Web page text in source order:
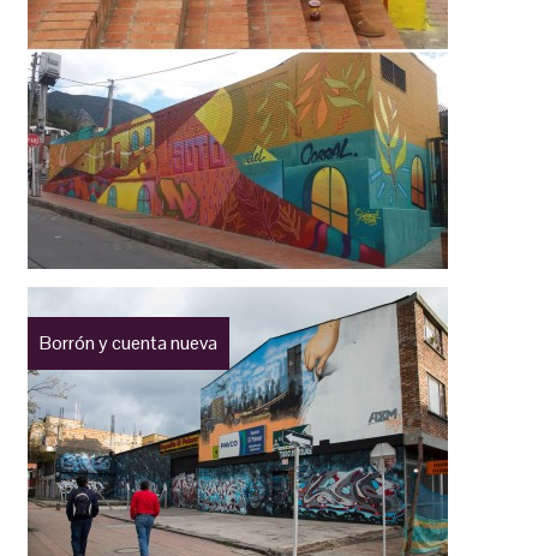
Borrón y cuenta nueva